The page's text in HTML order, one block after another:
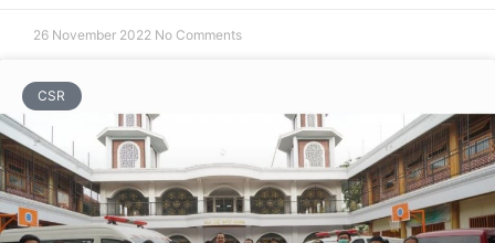
26 November 2022 No Comments
CSR